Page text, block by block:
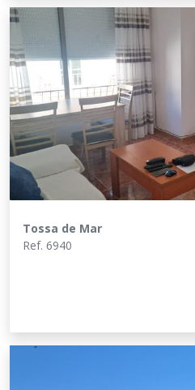
Tossa de Mar
Ref. 6940